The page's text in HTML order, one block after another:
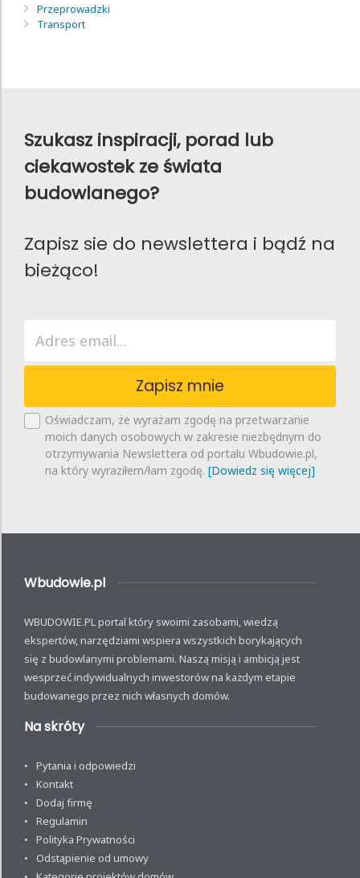
Przeprowadzki
Transport
Szukasz inspiracji, porad lub
ciekawostek ze świata
budowlanego?
Zapisz sie do newslettera i bądź na
bieżąco!
Zapisz mnie
Oświadczam, że wyrażam zgodę na przetwarzanie
moich danych osobowych w zakresie niezbędnym do
otrzymywania Newslettera od portalu Wbudowie.pl,
na który wyraziłem/łam zgodę. [Dowiedz się więcej]
Wbudowie.pl
WBUDOWIE.PL portal który swoimi zasobami, wiedzą
ekspertów, narzędziami wspiera wszystkich borykających
się z budowlanymi problemami. Naszą misją i ambicją jest
wesprzeć indywidualnych inwestorów na każdym etapie
budowanego przez nich własnych domów.
Na skróty
Pytania i odpowiedzi
Kontakt
Dodaj firmę
Regulamin
Polityka Prywatności
Odstąpienie od umowy